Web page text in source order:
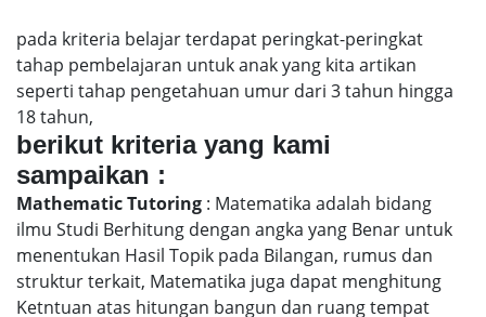
pada kriteria belajar terdapat peringkat-peringkat
tahap pembelajaran untuk anak yang kita artikan
seperti tahap pengetahuan umur dari 3 tahun hingga
18 tahun,
berikut kriteria yang kami
sampaikan :
Mathematic Tutoring : Matematika adalah bidang
ilmu Studi Berhitung dengan angka yang Benar untuk
menentukan Hasil Topik pada Bilangan, rumus dan
struktur terkait, Matematika juga dapat menghitung
Ketntuan atas hitungan bangun dan ruang tempat